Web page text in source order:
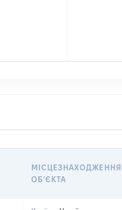
МІСЦЕЗНАХОДЖЕННЯ
ОБʼЄКТА